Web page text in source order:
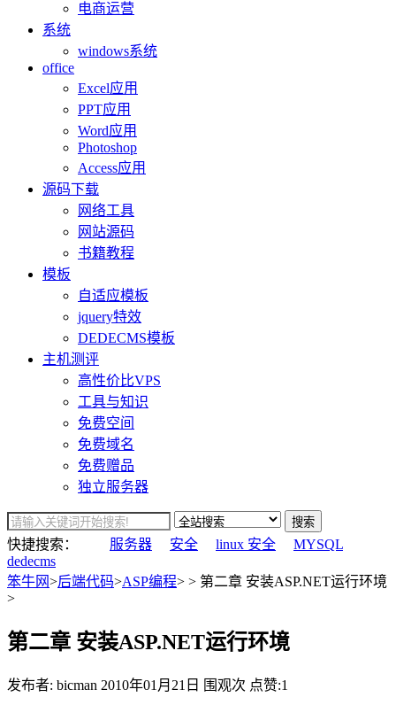
电商运营
系统
windows系统
office
Excel应用
PPT应用
Word应用
Photoshop
Access应用
源码下载
网络工具
网站源码
书籍教程
模板
自适应模板
jquery特效
DEDECMS模板
主机测评
高性价比VPS
工具与知识
免费空间
免费域名
免费赠品
独立服务器
搜索
快捷搜索： 服务器 安全 linux 安全
MYSQL
dedecms
笨牛网>后端代码>ASP编程> > 第二章 安装ASP.NET运行环境
>
第二章 安装ASP.NET运行环境
发布者: bicman 2010年01月21日 围观次 点赞:1